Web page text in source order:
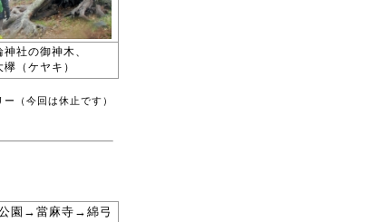
神社の御神木、
欅（ケヤキ）
（今回は休止です）
園→當麻寺→綿弓